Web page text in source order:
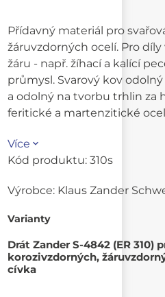
Přídavný materiál pro
žáruvzdorných ocelí. Pro
žáru - např. žíhací a kalící
průmysl. Svarový kov
a odolný na tvorbu trhlin za
feritické a martenzitické
Více
Kód produktu: 310s
Výrobce: Klaus Zander
Varianty
Drát Zander S-4842 (ER 310)
korozivzdorných,
cívka